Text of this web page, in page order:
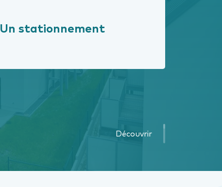
Un stationnement
Découvrir